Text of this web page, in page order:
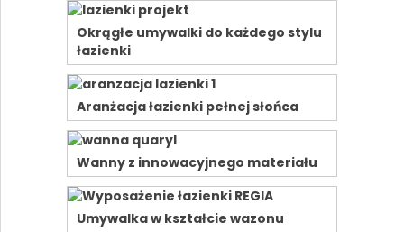
Okrągłe umywalki do każdego stylu
łazienki
Aranżacja łazienki pełnej słońca
Wanny z innowacyjnego materiału
Umywalka w kształcie wazonu